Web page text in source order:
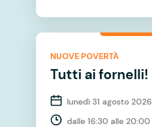
NUOVE POVERTÀ
Tutti ai fornelli!
lunedì 31 agosto 2026
dalle 16:30 alle 20:00